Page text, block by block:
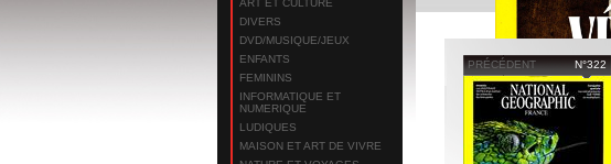
ART ET CULTURE
DIVERS
DVD/MUSIQUE/JEUX
ENFANTS
FEMININS
INFORMATIQUE ET
NUMERIQUE
LUDIQUES
MAISON ET ART DE VIVRE
PRÉCÉDENT N°322